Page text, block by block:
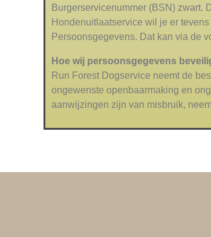
Burgerservicenummer (BSN) zwart.
Hondenuitlaatservice wil je er
Persoonsgegevens. Dat kan via de
Hoe wij persoonsgegevens
Run Forest Dogservice neemt de
ongewenste openbaarmaking en
aanwijzingen zijn van misbruik,